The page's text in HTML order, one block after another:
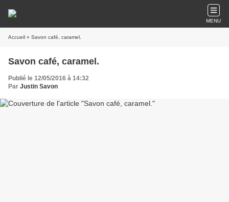
MENU
Accueil » Savon café, caramel.
Savon café, caramel.
Publié le 12/05/2016 à 14:32
Par Justin Savon